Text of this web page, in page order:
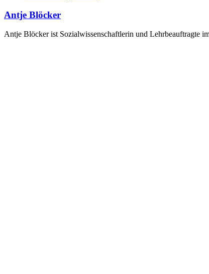
Antje Blöcker
Antje Blöcker ist Sozialwissenschaftlerin und Lehrbeauftragte